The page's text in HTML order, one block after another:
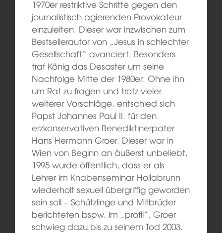
1970er restriktive Schritte gegen den
journalistisch agierenden Provokateur
einzuleiten. Dieser war inzwischen zum
Bestsellerautor von „Jesus in schlechter
Gesellschaft“ avanciert. Besonders
traf König das Desaster um seine
Nachfolge Mitte der 1980er: Ohne ihn
um Rat zu fragen und trotz vieler
weiterer Vorschläge, entschied sich
Papst Johannes Paul II. für den
erzkonservativen Benediktinerpater
Hans Hermann Groer. Dieser war in
Wien von Beginn an äußerst unbeliebt.
1995 wurde öffentlich, dass er als
Lehrer im Knabenseminar Hollabrunn
wiederholt sexuell übergriffig geworden
sein soll – Schützlinge und Mitbrüder
berichteten bspw. im „profil“. Groer
schwieg dazu bis zu seinem Tod 2003.